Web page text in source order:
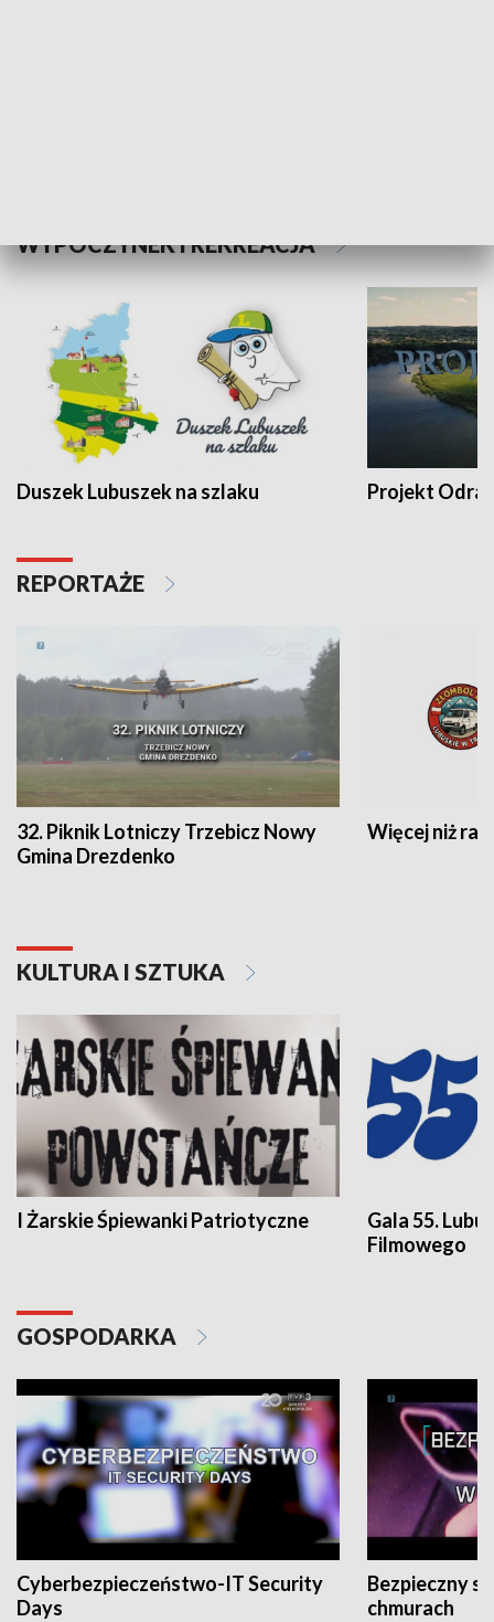
WYPOCZYNEK I REKREACJA
Duszek Lubuszek na szlaku Projekt Odra
REPORTAŻE
32. Piknik Lotniczy Trzebicz Nowy
Gmina Drezdenko
Więcej niż rajd
KULTURA I SZTUKA
I Żarskie Śpiewanki Patriotyczne
Gala 55.
Filmowego
GOSPODARKA
Cyberbezpieczeństwo-IT Security
Days
Bezpieczny
chmurach